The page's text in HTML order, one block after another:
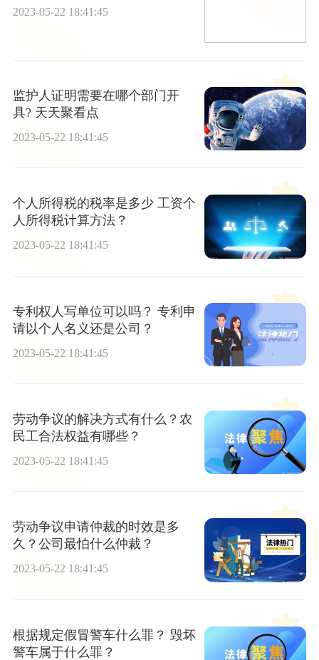
2023-05-22 18:41:45
监护人证明需要在哪个部门开
具? 天天聚看点
2023-05-22 18:41:45
个人所得税的税率是多少 工资个
人所得税计算方法？
2023-05-22 18:41:45
专利权人写单位可以吗？ 专利申
请以个人名义还是公司？
2023-05-22 18:41:45
劳动争议的解决方式有什么？农
民工合法权益有哪些？
2023-05-22 18:41:45
劳动争议申请仲裁的时效是多
久？公司最怕什么仲裁？
2023-05-22 18:41:45
根据规定假冒警车什么罪？ 毁坏
警车属于什么罪？